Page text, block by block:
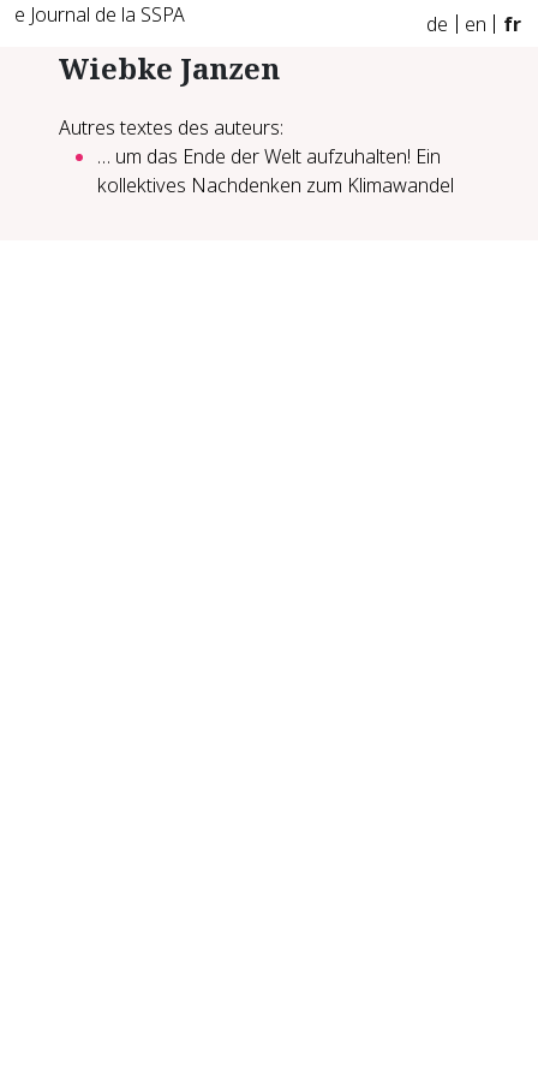
e Journal de la SSPA de en fr
Wiebke Janzen
Autres textes des auteurs:
… um das Ende der Welt aufzuhalten! Ein
kollektives Nachdenken zum Klimawandel